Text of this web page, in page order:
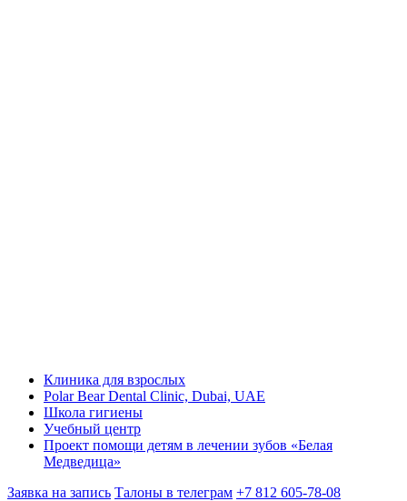
Клиника для взрослых
Polar Bear Dental Clinic, Dubai, UAE
Школа гигиены
Учебный центр
Проект помощи детям в лечении зубов «Белая
Медведица»
Заявка на запись Талоны в телеграм +7 812 605-78-08